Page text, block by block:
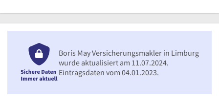
Boris May Versicherungsmakler in Limburg
wurde aktualisiert am 11.07.2024.
Eintragsdaten vom 04.01.2023.